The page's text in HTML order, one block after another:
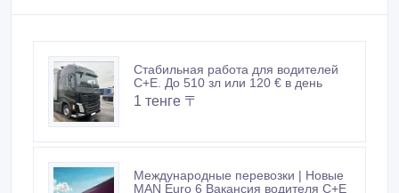
Стабильная работа для водителей
C+E. До 510 зл или 120 € в день
1 тенге 〒
Международные перевозки | Новые
MAN Euro 6 Вакансия водителя C+E